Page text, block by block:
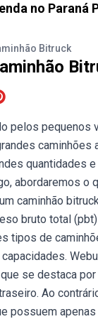
no Paraná
Bitruck
pelos pequenos
caminhões
quantidades e
abordaremos o
caminhão
bruto total
tipos de
se destaca
Ao
possuem